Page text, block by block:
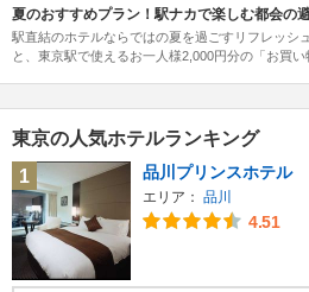
夏のおすすめプラン！駅ナカで楽しむ都会の
駅直結のホテルならではの夏を過ごすリフレッシ
と、東京駅で使えるお一人様2,000円分の「お買い
東京の人気ホテルランキング
1
品川プリンスホテル
エリア： 品川
4.51